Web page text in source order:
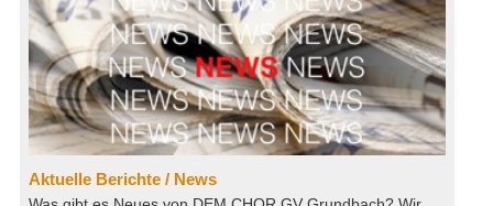
Aktuelle Berichte / News